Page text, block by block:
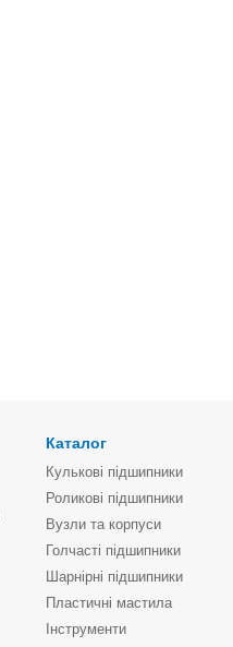
Каталог
Кулькові підшипники
Роликові підшипники
Вузли та корпуси
Голчасті підшипники
Шарнірні підшипники
Пластичні мастила
Інструменти